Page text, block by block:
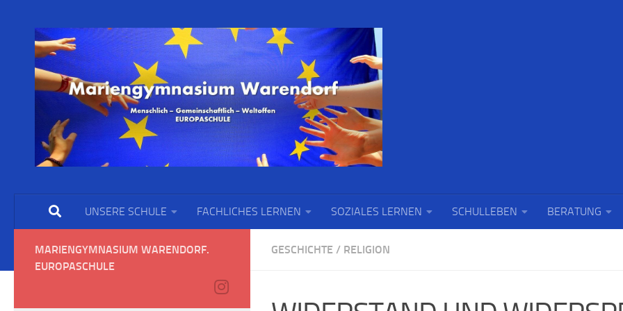
UNSERE SCHULE FACHLICHES LERNEN SOZIALES LERNEN SCHULLEBEN BERATUNG
GESCHICHTE / RELIGION
MARIENGYMNASIUM WARENDORF.
EUROPASCHULE